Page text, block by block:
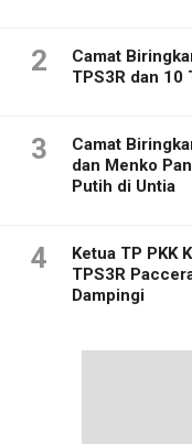
2
Camat
TPS3R dan 10
3
Camat
dan Menko
Putih di Untia
4
Ketua TP PKK
TPS3R
Dampingi